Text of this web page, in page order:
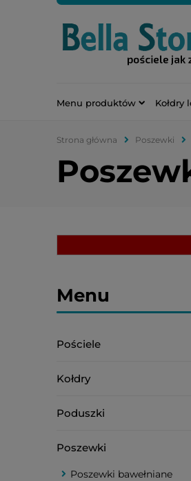
Menu produktów Kołdry
Strona główna Poszewki
Menu
Pościele
Kołdry
Poduszki
Poszewki
Poszewki bawełniane